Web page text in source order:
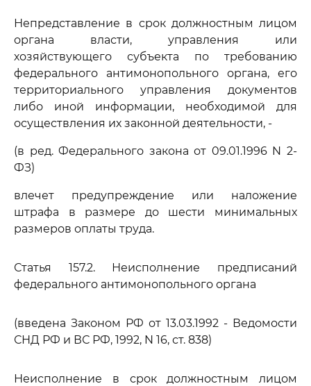
Непредставление в срок должностным лицом
органа власти, управления или
хозяйствующего субъекта по требованию
федерального антимонопольного органа, его
территориального управления документов
либо иной информации, необходимой для
осуществления их законной деятельности, -
(в ред. Федерального закона от 09.01.1996 N 2-
ФЗ)
влечет предупреждение или наложение
штрафа в размере до шести минимальных
размеров оплаты труда.
Статья 157.2. Неисполнение предписаний
федерального антимонопольного органа
(введена Законом РФ от 13.03.1992 - Ведомости
СНД РФ и ВС РФ, 1992, N 16, ст. 838)
Неисполнение в срок должностным лицом